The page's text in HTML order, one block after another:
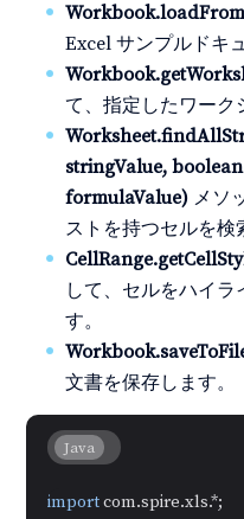
Excel サンプルドキ
て、指定したワーク
stringValue,
formulaValue) メソ
ストを持つセルを検
して、セルをハイ
す。
文書を保存します。
Java
import